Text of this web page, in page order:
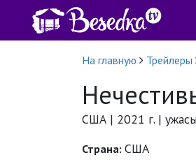
На главную Трейлеры
США | 2021 г. |
Страна: США